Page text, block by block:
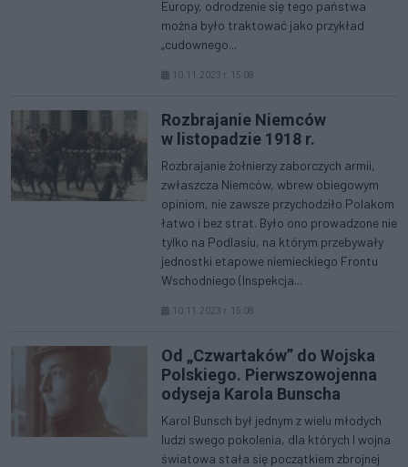
Europy, odrodzenie się tego państwa
można było traktować jako przykład
„cudownego...
10.11.2023 r. 15:08
Rozbrajanie Niemców
w listopadzie 1918 r.
Rozbrajanie żołnierzy zaborczych armii,
zwłaszcza Niemców, wbrew obiegowym
opiniom, nie zawsze przychodziło Polakom
łatwo i bez strat. Było ono prowadzone nie
tylko na Podlasiu, na którym przebywały
jednostki etapowe niemieckiego Frontu
Wschodniego (Inspekcja...
10.11.2023 r. 15:08
Od „Czwartaków” do Wojska
Polskiego. Pierwszowojenna
odyseja Karola Bunscha
Karol Bunsch był jednym z wielu młodych
ludzi swego pokolenia, dla których I wojna
światowa stała się początkiem zbrojnej